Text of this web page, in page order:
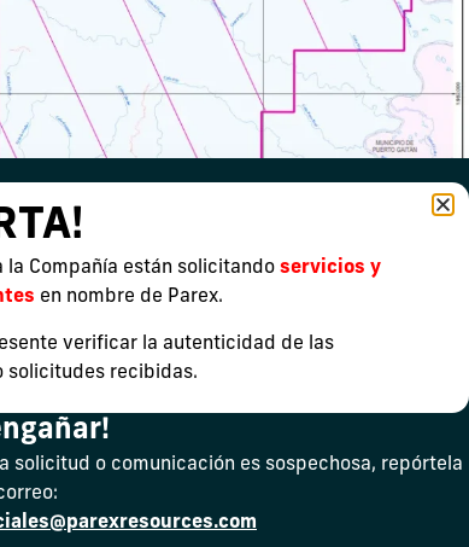
la Compañía están solicitando servicios y
en nombre de Parex.
verificar la autenticidad de las
solicitudes recibidas.
solicitud o comunicación es sospechosa, repórtela